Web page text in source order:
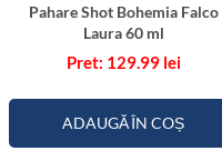
Pahare Shot Bohemia Falco
Laura 60 ml
129.99 lei
ADAUGĂ ÎN COȘ